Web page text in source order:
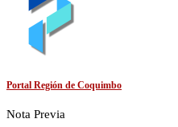
Portal Región de Coquimbo
Nota Previa